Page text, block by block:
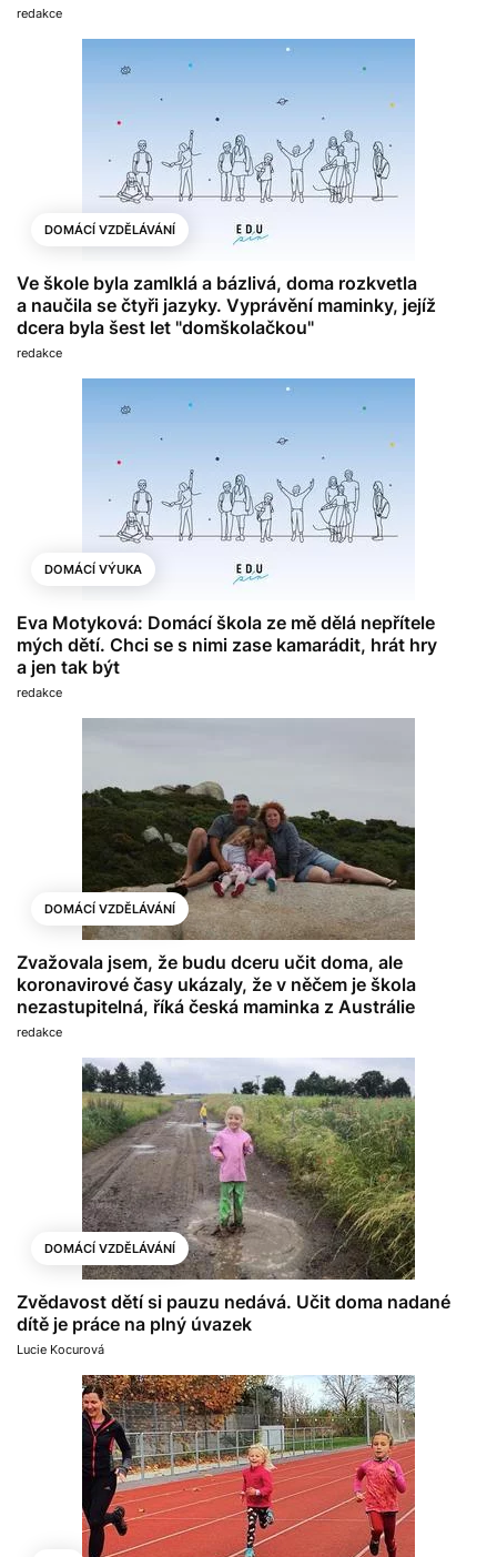
redakce
DOMÁCÍ VZDĚLÁVÁNÍ
Ve škole byla zamlklá a bázlivá, doma rozkvetla
a naučila se čtyři jazyky. Vyprávění maminky, jejíž
dcera byla šest let "domškolačkou"
redakce
DOMÁCÍ VÝUKA
Eva Motyková: Domácí škola ze mě dělá nepřítele
mých dětí. Chci se s nimi zase kamarádit, hrát hry
a jen tak být
redakce
DOMÁCÍ VZDĚLÁVÁNÍ
Zvažovala jsem, že budu dceru učit doma, ale
koronavirové časy ukázaly, že v něčem je škola
nezastupitelná, říká česká maminka z Austrálie
redakce
DOMÁCÍ VZDĚLÁVÁNÍ
Zvědavost dětí si pauzu nedává. Učit doma nadané
dítě je práce na plný úvazek
Lucie Kocurová